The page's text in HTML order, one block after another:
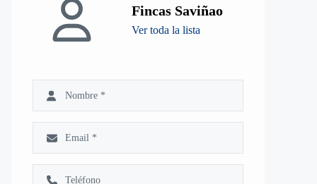
Fincas Saviñao
Ver toda la lista